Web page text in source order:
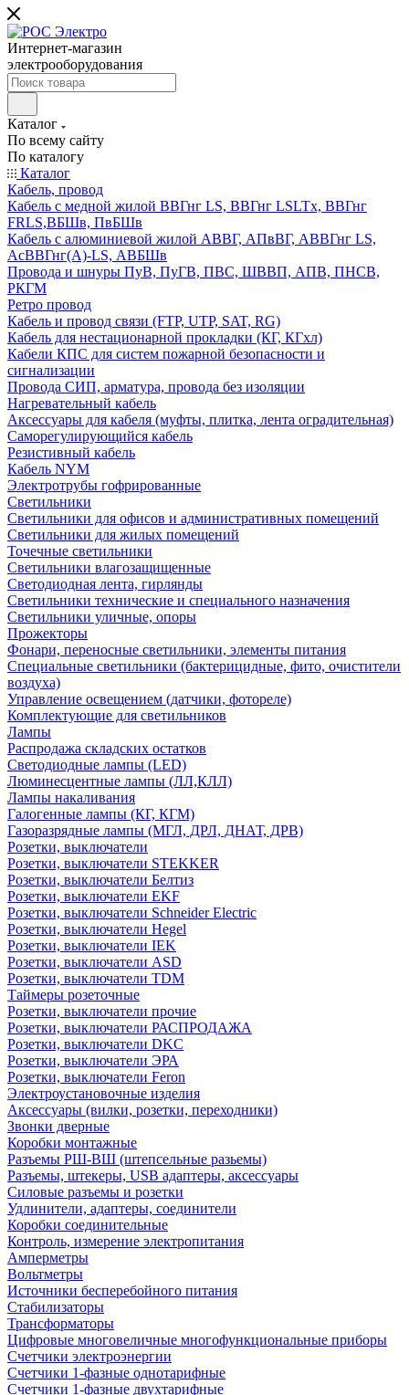
Интернет-магазин
электрооборудования
Каталог
По всему сайту
По каталогу
Каталог
Кабель, провод
Кабель с медной жилой ВВГнг LS, ВВГнг LSLTx, ВВГнг
FRLS,ВБШв, ПвБШв
Кабель с алюминиевой жилой АВВГ, АПвВГ, АВВГнг LS,
АсВВГнг(А)-LS, АВБШв
Провода и шнуры ПуВ, ПуГВ, ПВС, ШВВП, АПВ, ПНСВ,
РКГМ
Ретро провод
Кабель и провод связи (FTP, UTP, SAT, RG)
Кабель для нестационарной прокладки (КГ, КГхл)
Кабели КПС для систем пожарной безопасности и
сигнализации
Провода СИП, арматура, провода без изоляции
Нагревательный кабель
Аксессуары для кабеля (муфты, плитка, лента оградительная)
Саморегулирующийся кабель
Резистивный кабель
Кабель NYM
Электротрубы гофрированные
Светильники
Светильники для офисов и административных помещений
Светильники для жилых помещений
Точечные светильники
Светильники влагозащищенные
Светодиодная лента, гирлянды
Светильники технические и специального назначения
Светильники уличные, опоры
Прожекторы
Фонари, переносные светильники, элементы питания
Специальные светильники (бактерицидные, фито, очистители
воздуха)
Управление освещением (датчики, фотореле)
Комплектующие для светильников
Лампы
Распродажа складских остатков
Светодиодные лампы (LED)
Люминесцентные лампы (ЛЛ,КЛЛ)
Лампы накаливания
Галогенные лампы (КГ, КГМ)
Газоразрядные лампы (МГЛ, ДРЛ, ДНАТ, ДРВ)
Розетки, выключатели
Розетки, выключатели STEKKER
Розетки, выключатели Белтиз
Розетки, выключатели EKF
Розетки, выключатели Schneider Electric
Розетки, выключатели Hegel
Розетки, выключатели IEK
Розетки, выключатели ASD
Розетки, выключатели TDM
Таймеры розеточные
Розетки, выключатели прочие
Розетки, выключатели РАСПРОДАЖА
Розетки, выключатели DKC
Розетки, выключатели ЭРА
Розетки, выключатели Feron
Электроустановочные изделия
Аксессуары (вилки, розетки, переходники)
Звонки дверные
Коробки монтажные
Разъемы РШ-ВШ (штепсельные разьемы)
Разъемы, штекеры, USB адаптеры, аксессуары
Силовые разъемы и розетки
Удлинители, адаптеры, соединители
Коробки соединительные
Контроль, измерение электропитания
Амперметры
Вольтметры
Источники бесперебойного питания
Стабилизаторы
Трансформаторы
Цифровые многовеличные многофункциональные приборы
Счетчики электроэнергии
Счетчики 1-фазные однотарифные
Счетчики 1-фазные двухтарифные